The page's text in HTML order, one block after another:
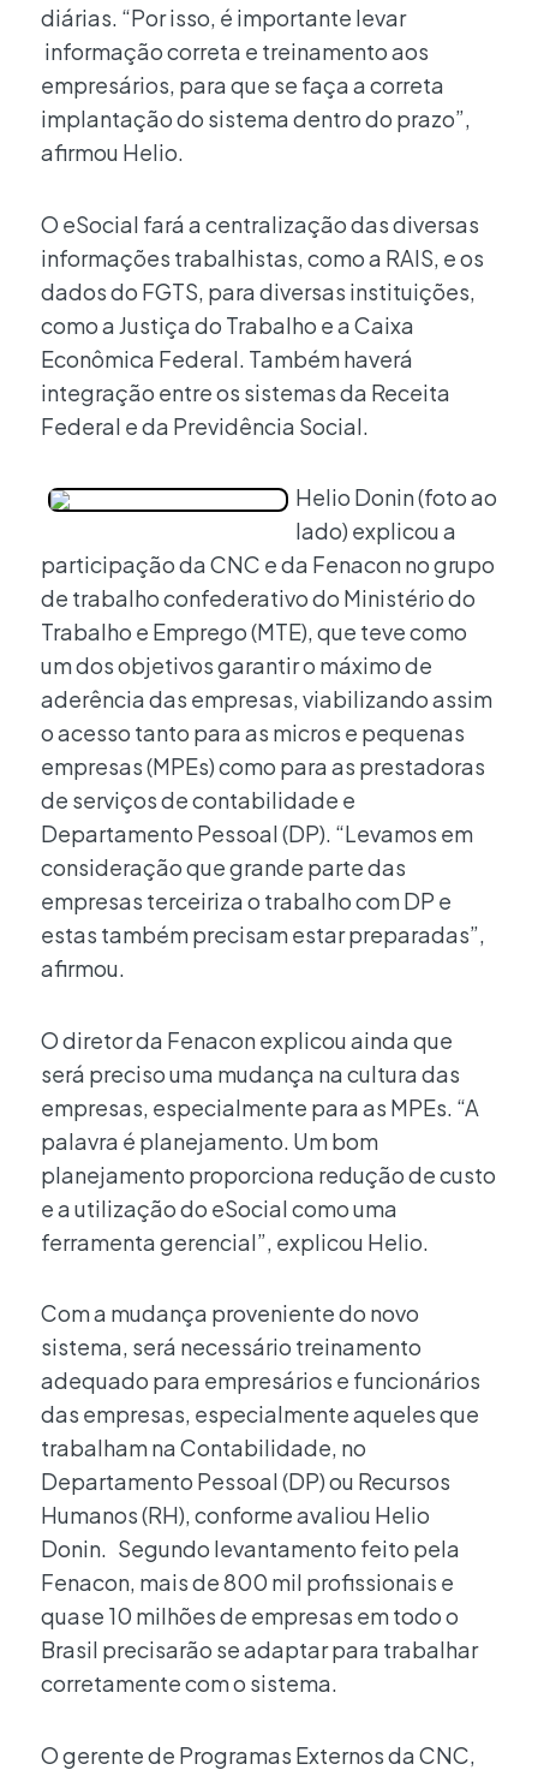
diárias. “Por isso, é importante levar
informação correta e treinamento aos
empresários, para que se faça a correta
implantação do sistema dentro do prazo”,
afirmou Helio.
O eSocial fará a centralização das diversas
informações trabalhistas, como a RAIS, e os
dados do FGTS, para diversas instituições,
como a Justiça do Trabalho e a Caixa
Econômica Federal. Também haverá
integração entre os sistemas da Receita
Federal e da Previdência Social.
Helio Donin (foto ao
lado) explicou a
participação da CNC e da Fenacon no grupo
de trabalho confederativo do Ministério do
Trabalho e Emprego (MTE), que teve como
um dos objetivos garantir o máximo de
aderência das empresas, viabilizando assim
o acesso tanto para as micros e pequenas
empresas (MPEs) como para as prestadoras
de serviços de contabilidade e
Departamento Pessoal (DP). “Levamos em
consideração que grande parte das
empresas terceiriza o trabalho com DP e
estas também precisam estar preparadas”,
afirmou.
O diretor da Fenacon explicou ainda que
será preciso uma mudança na cultura das
empresas, especialmente para as MPEs. “A
palavra é planejamento. Um bom
planejamento proporciona redução de custo
e a utilização do eSocial como uma
ferramenta gerencial”, explicou Helio.
Com a mudança proveniente do novo
sistema, será necessário treinamento
adequado para empresários e funcionários
das empresas, especialmente aqueles que
trabalham na Contabilidade, no
Departamento Pessoal (DP) ou Recursos
Humanos (RH), conforme avaliou Helio
Donin. Segundo levantamento feito pela
Fenacon, mais de 800 mil profissionais e
quase 10 milhões de empresas em todo o
Brasil precisarão se adaptar para trabalhar
corretamente com o sistema.
O gerente de Programas Externos da CNC,